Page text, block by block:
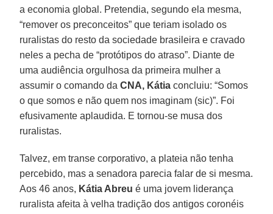
a economia global. Pretendia, segundo ela mesma,
“remover os preconceitos” que teriam isolado os
ruralistas do resto da sociedade brasileira e cravado
neles a pecha de “protótipos do atraso”. Diante de
uma audiência orgulhosa da primeira mulher a
assumir o comando daCNA, Kátia concluiu: “Somos
o que somos e não quem nos imaginam (sic)”. Foi
efusivamente aplaudida. E tornou-se musa dos
ruralistas.
Talvez, em transe corporativo, a plateia não tenha
percebido, mas a senadora parecia falar de si mesma.
Aos 46 anos, Kátia Abreu é uma jovem liderança
ruralista afeita à velha tradição dos antigos coronéis